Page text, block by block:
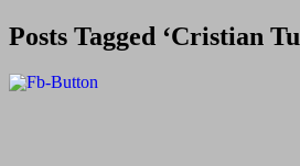
Posts Tagged ‘Cristian